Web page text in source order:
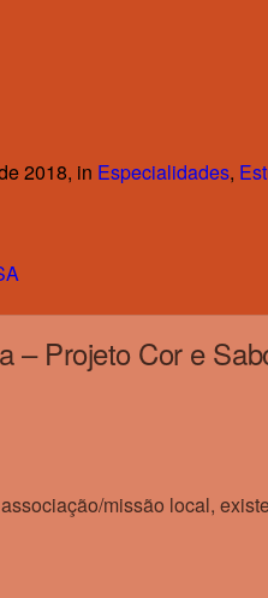
2018, in Especialidades,
– Projeto Cor e
missão local,